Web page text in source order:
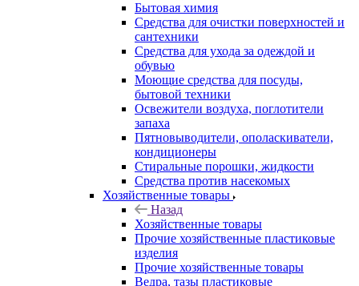
Бытовая химия
Средства для очистки поверхностей и
сантехники
Средства для ухода за одеждой и
обувью
Моющие средства для посуды,
бытовой техники
Освежители воздуха, поглотители
запаха
Пятновыводители, ополаскиватели,
кондиционеры
Стиральные порошки, жидкости
Средства против насекомых
Хозяйственные товары
Назад
Хозяйственные товары
Прочие хозяйственные пластиковые
изделия
Прочие хозяйственные товары
Ведра, тазы пластиковые